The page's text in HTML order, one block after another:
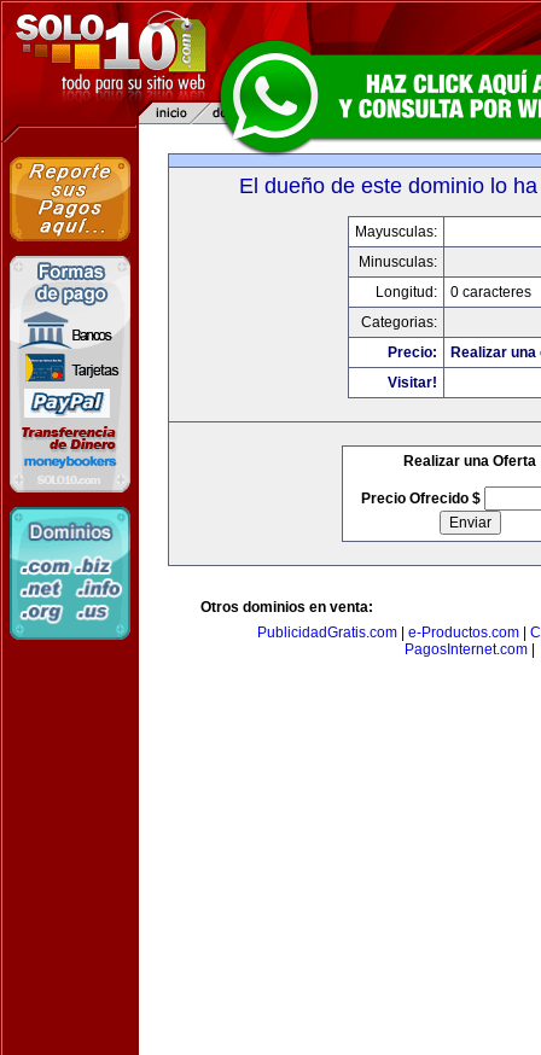
El dueño de este dominio lo
Mayusculas:
Minusculas:
Longitud:
0 caracteres
Categorias:
Precio:
Realizar
Visitar!
Realizar una Oferta
Precio Ofrecido $
Otros dominios en venta:
PublicidadGratis.com
e-Productos.com
PagosInternet.com